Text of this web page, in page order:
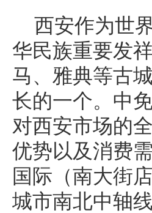
西安作为世
华民族重要发
马、雅典等古
长的一个。中
对西安市场的
优势以及消费
国际（南大街
城市南北中轴